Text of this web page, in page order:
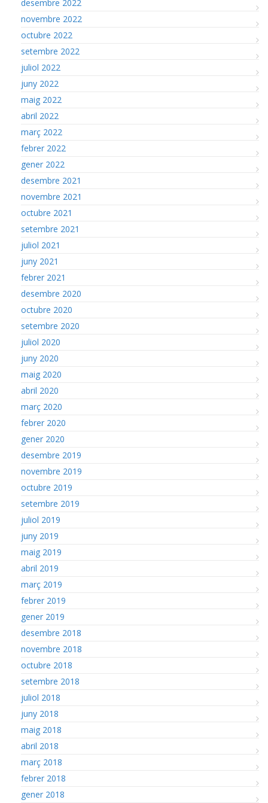
desembre 2022
novembre 2022
octubre 2022
setembre 2022
juliol 2022
juny 2022
maig 2022
abril 2022
març 2022
febrer 2022
gener 2022
desembre 2021
novembre 2021
octubre 2021
setembre 2021
juliol 2021
juny 2021
febrer 2021
desembre 2020
octubre 2020
setembre 2020
juliol 2020
juny 2020
maig 2020
abril 2020
març 2020
febrer 2020
gener 2020
desembre 2019
novembre 2019
octubre 2019
setembre 2019
juliol 2019
juny 2019
maig 2019
abril 2019
març 2019
febrer 2019
gener 2019
desembre 2018
novembre 2018
octubre 2018
setembre 2018
juliol 2018
juny 2018
maig 2018
abril 2018
març 2018
febrer 2018
gener 2018